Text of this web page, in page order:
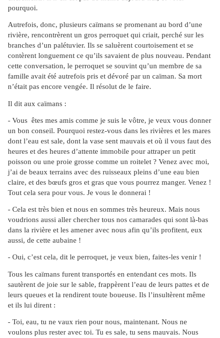
pourquoi.
Autrefois, donc, plusieurs caïmans se promenant au bord d’une
rivière, rencontrèrent un gros perroquet qui criait, perché sur les
branches d’un palétuvier. Ils se saluèrent courtoisement et se
contèrent longuement ce qu’ils savaient de plus nouveau. Pendant
cette conversation, le perroquet se souvint qu’un membre de sa
famille avait été autrefois pris et dévoré par un caïman. Sa mort
n’était pas encore vengée. Il résolut de le faire.
Il dit aux caïmans :
- Vous êtes mes amis comme je suis le vôtre, je veux vous donner
un bon conseil. Pourquoi restez-vous dans les rivières et les mares
dont l’eau est sale, dont la vase sent mauvais et où il vous faut des
heures et des heures d’attente immobile pour attraper un petit
poisson ou une proie grosse comme un roitelet ? Venez avec moi,
j’ai de beaux terrains avec des ruisseaux pleins d’une eau bien
claire, et des bœufs gros et gras que vous pourrez manger. Venez !
Tout cela sera pour vous. Je vous le donnerai !
- Cela est très bien et nous en sommes très heureux. Mais nous
voudrions aussi aller chercher tous nos camarades qui sont là-bas
dans la rivière et les amener avec nous afin qu’ils profitent, eux
aussi, de cette aubaine !
- Oui, c’est cela, dit le perroquet, je veux bien, faites-les venir !
Tous les caïmans furent transportés en entendant ces mots. Ils
sautèrent de joie sur le sable, frappèrent l’eau de leurs pattes et de
leurs queues et la rendirent toute boueuse. Ils l’insultèrent même
et ils lui dirent :
- Toi, eau, tu ne vaux rien pour nous, maintenant. Nous ne
voulons plus rester avec toi. Tu es sale, tu sens mauvais. Nous